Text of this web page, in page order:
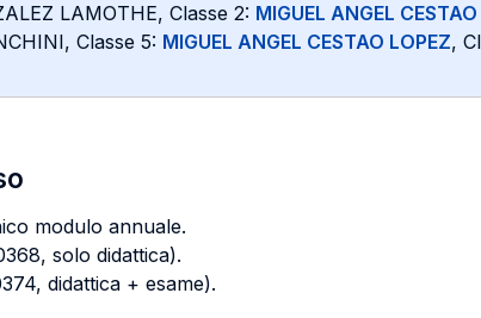
LAMOTHE, Classe 2: MIGUEL ANGEL
Classe 5: MIGUEL ANGEL CESTAO LOPEZ,
modulo annuale.
solo didattica).
didattica + esame).